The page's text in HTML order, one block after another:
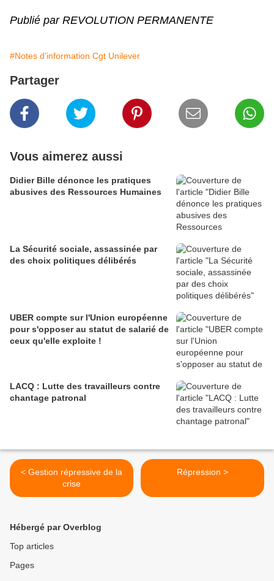
Publié par REVOLUTION PERMANENTE
#Notes d'information Cgt Unilever
Partager
Vous aimerez aussi
Didier Bille dénonce les pratiques
abusives des Ressources Humaines
La Sécurité sociale, assassinée par
des choix politiques délibérés
UBER compte sur l'Union européenne
pour s'opposer au statut de salarié de
ceux qu'elle exploite !
LACQ : Lutte des travailleurs contre
chantage patronal
< Gestion répressive de la
crise
Répression >
Hébergé par Overblog
Top articles
Pages